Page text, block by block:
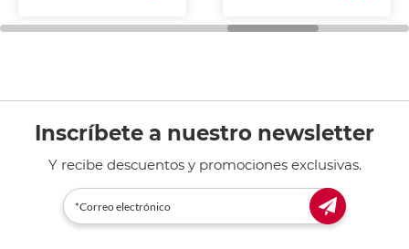
general de oficina.
Inscríbete a nuestro newsletter
Y recibe descuentos y promociones exclusivas.